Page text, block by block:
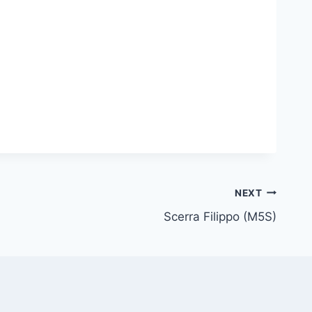
NEXT
Scerra Filippo (M5S)